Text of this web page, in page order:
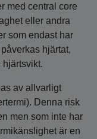
med central core
eller andra
som endast har
hjärtat,
hjärtsvikt.
av allvarligt
Denna risk
men som inte har
är en